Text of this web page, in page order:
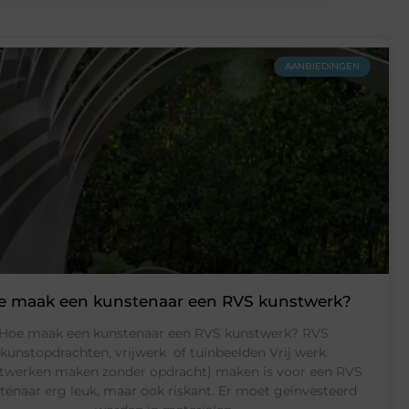
AANBIEDINGEN
maak een kunstenaar een RVS kunstwerk?
Hoe maak een kunstenaar een RVS kunstwerk? RVS
kunstopdrachten, vrijwerk of tuinbeelden Vrij werk
maken zonder opdracht) maken is voor een RVS
erg leuk, maar ook riskant. Er moet geïnvesteerd